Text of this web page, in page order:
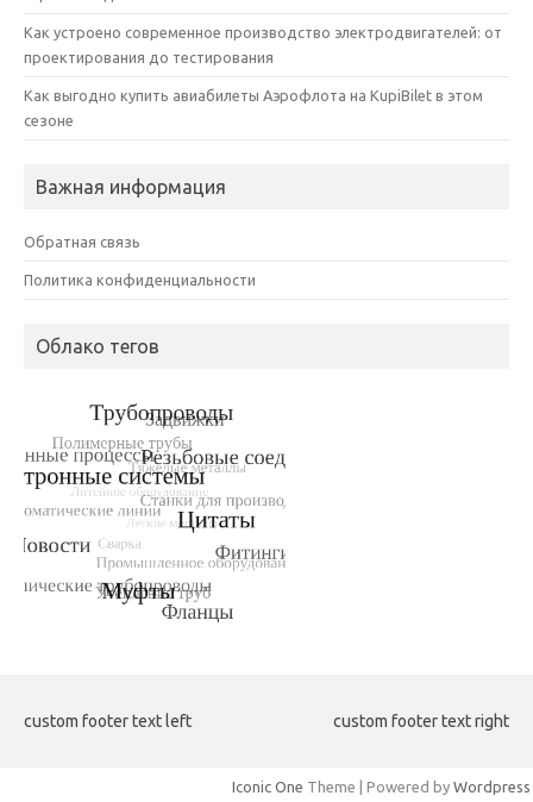
Как устроено современное производство электродвигателей: от
проектирования до тестирования
Как выгодно купить авиабилеты Аэрофлота на KupiBilet в этом
сезоне
Важная информация
Обратная связь
Политика конфиденциальности
Облако тегов
custom footer text left custom footer text right
Iconic One Theme | Powered by Wordpress